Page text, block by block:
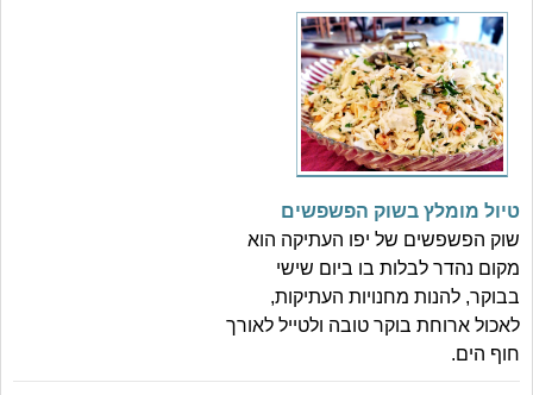
טיול מומלץ בשוק הפשפשים
שוק הפשפשים של יפו העתיקה הוא
מקום נהדר לבלות בו ביום שישי
בבוקר, להנות מחנויות העתיקות,
לאכול ארוחת בוקר טובה ולטייל לאורך
חוף הים.